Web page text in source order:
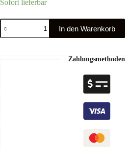
Sofort lieferbar
In den Warenkorb
Zahlungsmethoden